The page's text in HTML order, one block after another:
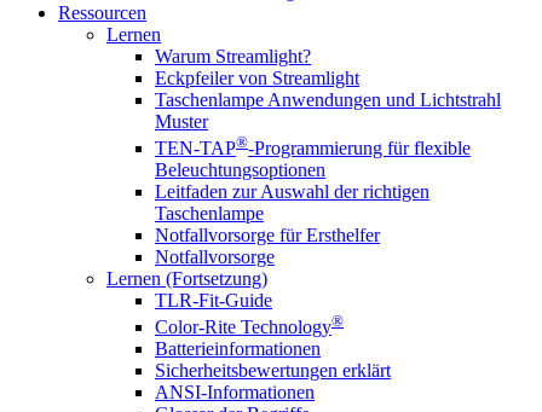
Ressourcen
Lernen
Warum Streamlight?
Eckpfeiler von Streamlight
Taschenlampe Anwendungen und Lichtstrahl
Muster
TEN-TAP®-Programmierung für flexible
Beleuchtungsoptionen
Leitfaden zur Auswahl der richtigen
Taschenlampe
Notfallvorsorge für Ersthelfer
Notfallvorsorge
Lernen (Fortsetzung)
TLR-Fit-Guide
Color-Rite Technology®
Batterieinformationen
Sicherheitsbewertungen erklärt
ANSI-Informationen